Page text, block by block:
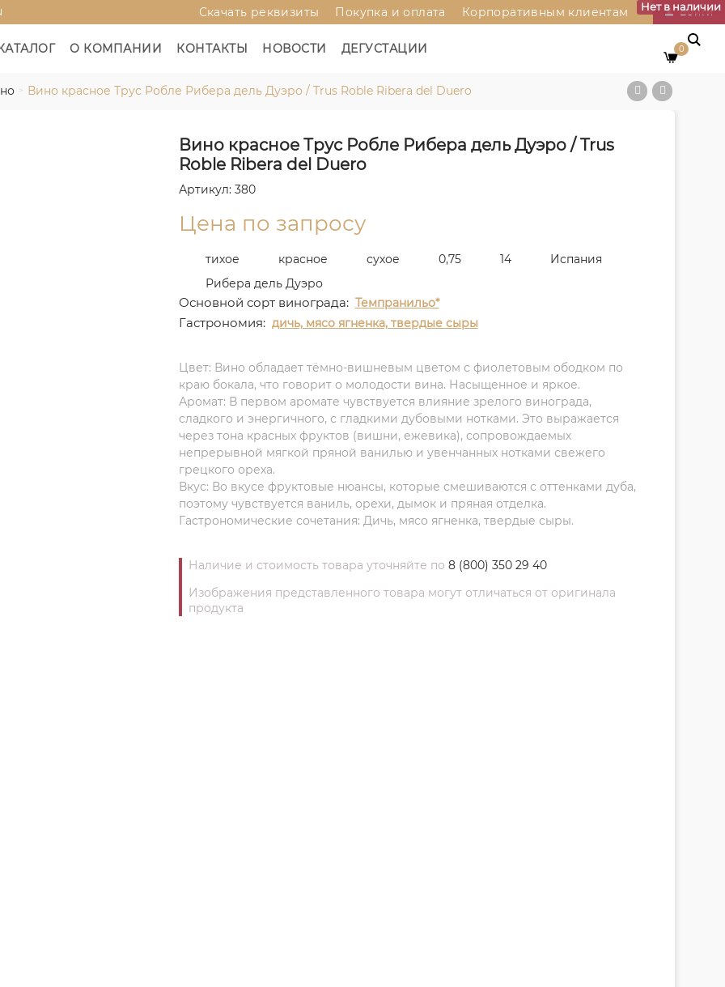
Войти
Скачать реквизиты Покупка и оплата Корпоративным клиентам
О КОМПАНИИ КОНТАКТЫ НОВОСТИ ДЕГУСТАЦИИ 0
Вино красное Трус Робле Рибера дель Дуэро / Trus Roble Ribera del Duero
Нет в наличии
Вино красное Трус Робле Рибера дель Дуэро / Trus
Roble Ribera del Duero
Артикул: 380
Цена по запросу
тихое красное сухое 0,75 14
Испания
Рибера дель Дуэро
Основной сорт винограда: Темпранильо*
Гастрономия: дичь, мясо ягненка, твердые сыры
Цвет: Вино обладает тёмно-вишневым цветом с фиолетовым ободком по
краю бокала, что говорит о молодости вина. Насыщенное и яркое.
Аромат: В первом аромате чувствуется влияние зрелого винограда,
сладкого и энергичного, с гладкими дубовыми нотками. Это выражается
через тона красных фруктов (вишни, ежевика), сопровождаемых
непрерывной мягкой пряной ванилью и увенчанных нотками свежего
грецкого ореха.
Вкус: Во вкусе фруктовые нюансы, которые смешиваются с оттенками дуба,
поэтому чувствуется ваниль, орехи, дымок и пряная отделка.
Гастрономические сочетания: Дичь, мясо ягненка, твердые сыры.
Наличие и стоимость товара уточняйте по 8 (800) 350 29 40
Изображения представленного товара могут отличаться от оригинала
продукта